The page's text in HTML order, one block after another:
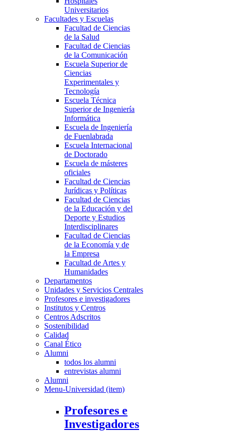
Universitarios
Facultades y Escuelas
Facultad de Ciencias
de la Salud
Facultad de Ciencias
de la Comunicación
Escuela Superior de
Ciencias
Experimentales y
Tecnología
Escuela Técnica
Superior de Ingeniería
Informática
Escuela de Ingeniería
de Fuenlabrada
Escuela Internacional
de Doctorado
Escuela de másteres
oficiales
Facultad de Ciencias
Jurídicas y Políticas
Facultad de Ciencias
de la Educación y del
Deporte y Estudios
Interdisciplinares
Facultad de Ciencias
de la Economía y de
la Empresa
Facultad de Artes y
Humanidades
Departamentos
Unidades y Servicios Centrales
Profesores e investigadores
Institutos y Centros
Centros Adscritos
Sostenibilidad
Calidad
Canal Ético
Alumni
todos los alumni
entrevistas alumni
Alumni
Menu-Universidad (item)
Profesores e
Investigadores